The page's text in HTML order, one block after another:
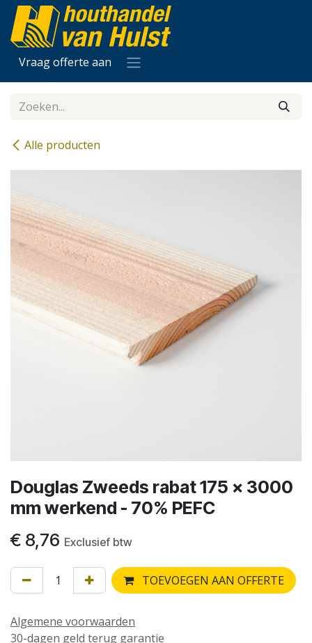
Overslaan naar inhoud
Vraag offerte aan
Alle producten
Douglas Zweeds rabat 175 x 3000
mm werkend - 70% PEFC
€ 8,76 Exclusief btw
TOEVOEGEN AAN OFFERTE
Algemene voorwaarden
30-dagen geld terug garantie